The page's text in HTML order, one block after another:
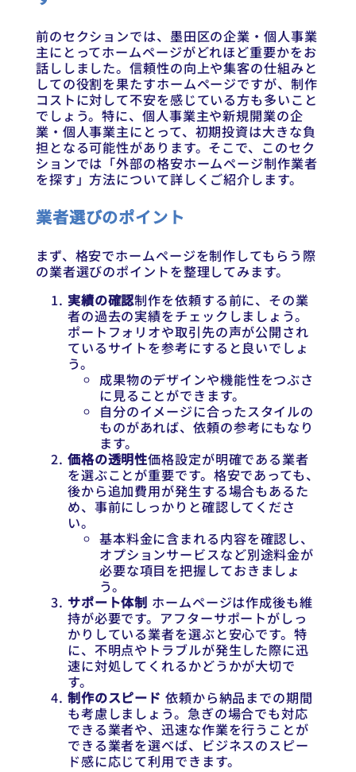
前のセクションでは、墨田区の企業・個人事業
主にとってホームページがどれほど重要かをお
話ししました。信頼性の向上や集客の仕組みと
しての役割を果たすホームページですが、制作
コストに対して不安を感じている方も多いこと
でしょう。特に、個人事業主や新規開業の企
業・個人事業主にとって、初期投資は大きな負
担となる可能性があります。そこで、このセク
ションでは「外部の格安ホームページ制作業者
を探す」方法について詳しくご紹介します。
業者選びのポイント
まず、格安でホームページを制作してもらう際
の業者選びのポイントを整理してみます。
実績の確認制作を依頼する前に、その業
者の過去の実績をチェックしましょう。
ポートフォリオや取引先の声が公開され
ているサイトを参考にすると良いでしょ
う。
成果物のデザインや機能性をつぶさ
に見ることができます。
自分のイメージに合ったスタイルの
ものがあれば、依頼の参考にもなり
ます。
価格の透明性価格設定が明確である業者
を選ぶことが重要です。格安であっても、
後から追加費用が発生する場合もあるた
め、事前にしっかりと確認してくださ
い。
基本料金に含まれる内容を確認し、
オプションサービスなど別途料金が
必要な項目を把握しておきましょ
う。
サポート体制 ホームページは作成後も維
持が必要です。アフターサポートがしっ
かりしている業者を選ぶと安心です。特
に、不明点やトラブルが発生した際に迅
速に対処してくれるかどうかが大切で
す。
制作のスピード 依頼から納品までの期間
も考慮しましょう。急ぎの場合でも対応
できる業者や、迅速な作業を行うことが
できる業者を選べば、ビジネスのスピー
ド感に応じて利用できます。